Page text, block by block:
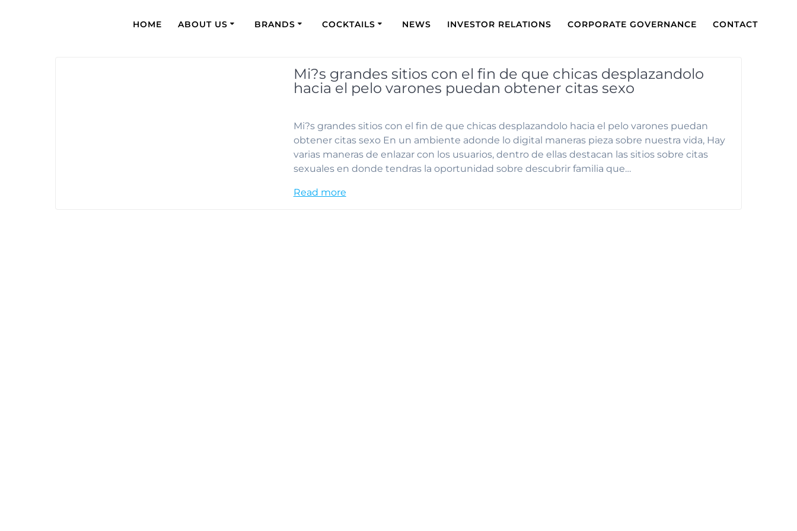
HOME ABOUT US BRANDS COCKTAILS NEWS INVESTOR RELATIONS CORPORATE GOVERNANCE CONTACT
Mi?s grandes sitios con el fin de que chicas desplazandolo
hacia el pelo varones puedan obtener citas sexo
Mi?s grandes sitios con el fin de que chicas desplazandolo hacia el pelo varones puedan
obtener citas sexo En un ambiente adonde lo digital maneras pieza sobre nuestra vida, Hay
varias maneras de enlazar con los usuarios, dentro de ellas destacan las sitios sobre citas
sexuales en donde tendras la oportunidad sobre descubrir familia que…
Read more